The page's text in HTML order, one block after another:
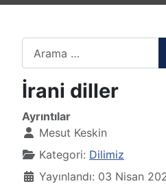
İrani diller
Ayrıntılar
Mesut Keskin
Kategori: Dilimiz
Yayınlandı: 03 Nisan